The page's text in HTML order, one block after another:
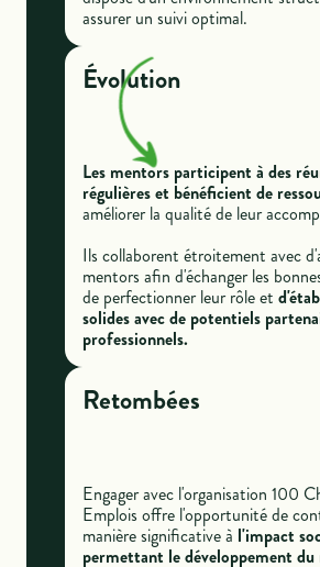
assurer un suivi optimal.
Évolution
Les mentors participent à des
régulières et bénéficient de
améliorer la qualité de leur
Ils collaborent étroitement avec
mentors afin d'échanger les
de perfectionner leur rôle et
solides avec de potentiels
professionnels.
Retombées
Engager avec l'organisation 100
Emplois offre l'opportunité de
manière significative à l'impact
permettant le développement du